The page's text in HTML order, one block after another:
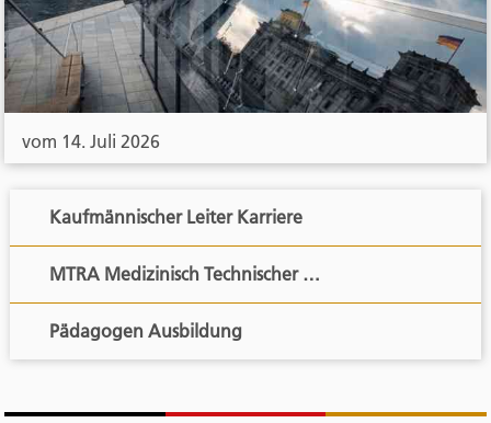
vom 14. Juli 2026
Kaufmännischer Leiter Karriere
MTRA Medizinisch Technischer …
Pädagogen Ausbildung